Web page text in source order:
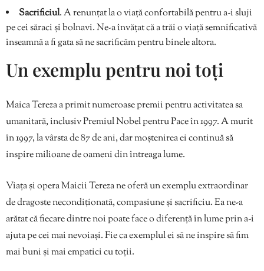
Sacrificiul. A renunțat la o viață confortabilă pentru a-i sluji
pe cei săraci și bolnavi. Ne-a învățat că a trăi o viață semnificativă
înseamnă a fi gata să ne sacrificăm pentru binele altora.
Un exemplu pentru noi toți
Maica Tereza a primit numeroase premii pentru activitatea sa
umanitară, inclusiv Premiul Nobel pentru Pace în 1997. A murit
în 1997, la vârsta de 87 de ani, dar moștenirea ei continuă să
inspire milioane de oameni din întreaga lume.
Viața și opera Maicii Tereza ne oferă un exemplu extraordinar
de dragoste necondiționată, compasiune și sacrificiu. Ea ne-a
arătat că fiecare dintre noi poate face o diferență în lume prin a-i
ajuta pe cei mai nevoiași. Fie ca exemplul ei să ne inspire să fim
mai buni și mai empatici cu toții.